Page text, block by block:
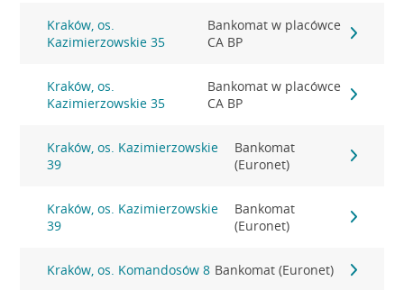
Kraków, os.
Kazimierzowskie 35
Bankomat w placówce
CA BP
Kraków, os.
Kazimierzowskie 35
Bankomat w placówce
CA BP
Kraków, os. Kazimierzowskie
39
Bankomat
(Euronet)
Kraków, os. Kazimierzowskie
39
Bankomat
(Euronet)
Kraków, os. Komandosów 8 Bankomat (Euronet)